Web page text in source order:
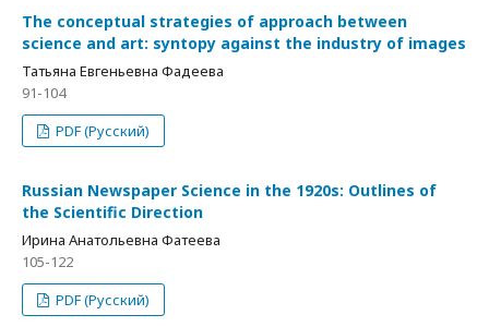
The conceptual strategies of approach between
science and art: syntopy against the industry of images
Татьяна Евгеньевна Фадеева
91-104
PDF (Русский)
Russian Newspaper Science in the 1920s: Outlines of
the Scientific Direction
Ирина Анатольевна Фатеева
105-122
PDF (Русский)